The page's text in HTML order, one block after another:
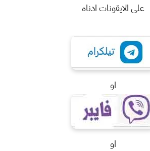
على الايقونات ادناه
او
او